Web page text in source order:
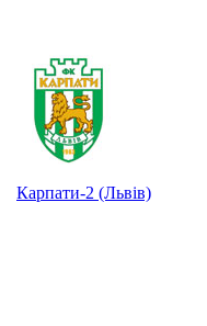
Карпати-2 (Львів)